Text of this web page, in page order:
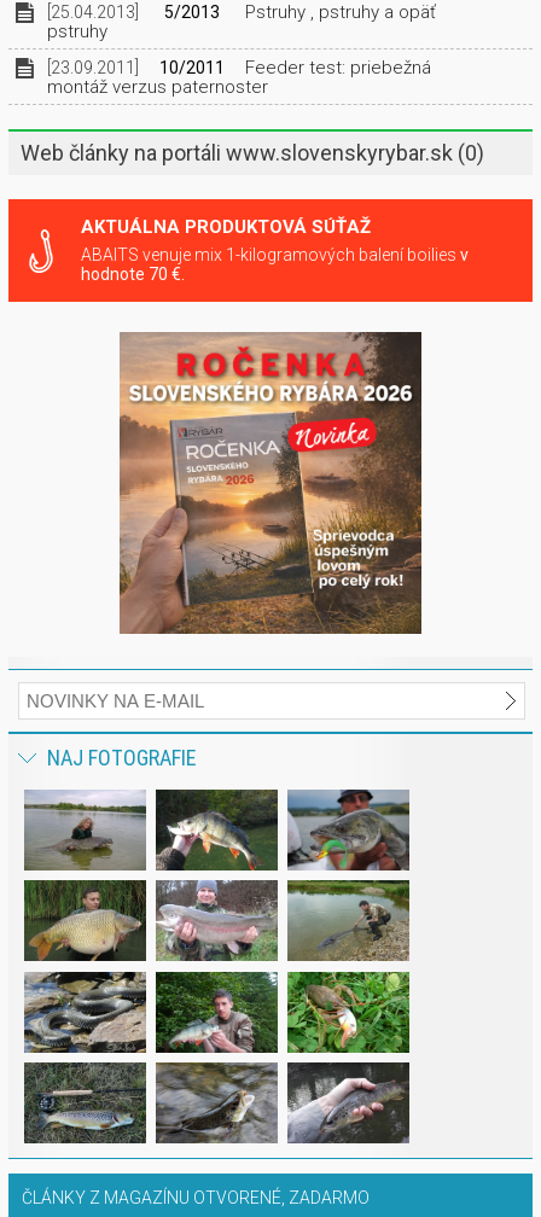
[25.04.2013] 5/2013
Pstruhy , pstruhy a opäť
pstruhy
[23.09.2011] 10/2011
Feeder test: priebežná
montáž verzus paternoster
Web články na portáli www.slovenskyrybar.sk (0)
AKTUÁLNA PRODUKTOVÁ SÚŤAŽ
ABAITS venuje mix 1-kilogramových balení boilies v
hodnote 70 €.
NAJ FOTOGRAFIE
ČLÁNKY Z MAGAZÍNU OTVORENÉ, ZADARMO